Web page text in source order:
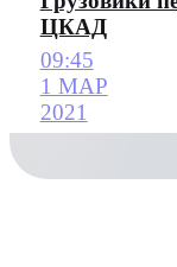
ЦКАД
09:45
1 МАР
2021